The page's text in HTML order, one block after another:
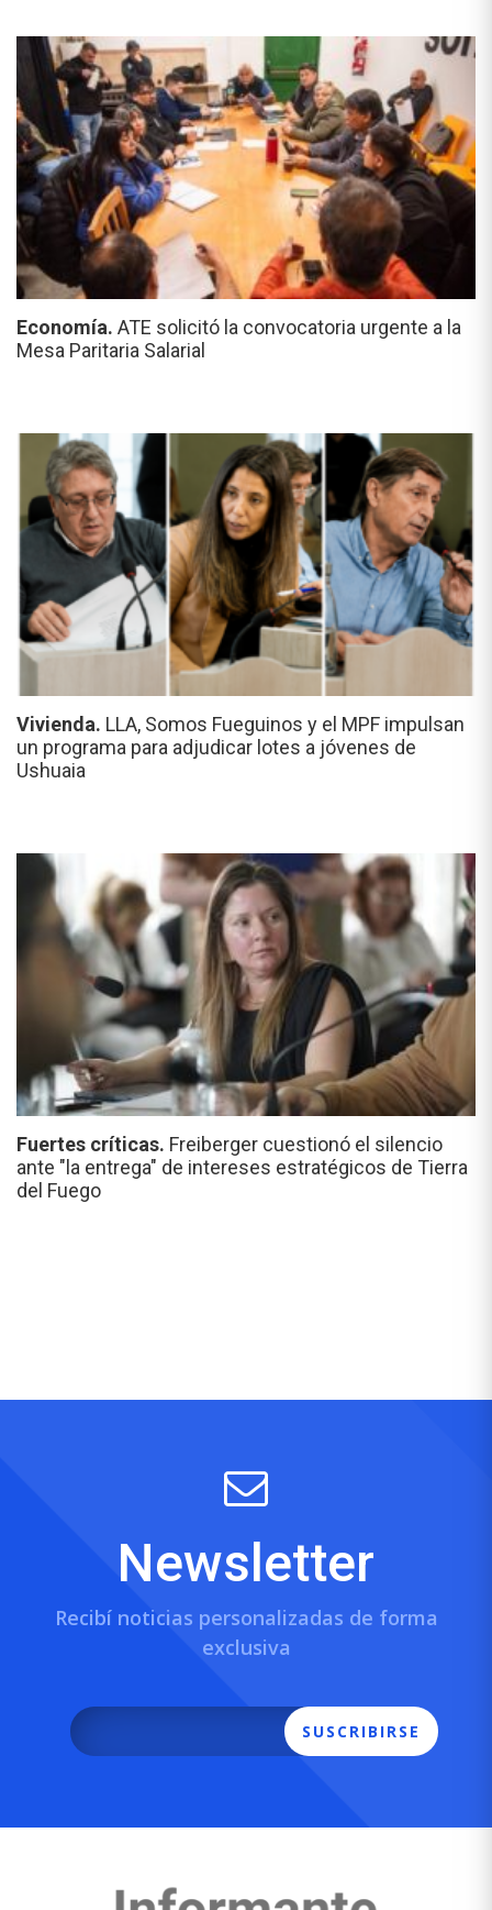
Economía. ATE solicitó la convocatoria urgente a la
Mesa Paritaria Salarial
Vivienda. LLA, Somos Fueguinos y el MPF impulsan
un programa para adjudicar lotes a jóvenes de
Ushuaia
Fuertes críticas. Freiberger cuestionó el silencio
ante "la entrega" de intereses estratégicos de Tierra
del Fuego
Newsletter
Recibí noticias personalizadas de forma
exclusiva
SUSCRIBIRSE